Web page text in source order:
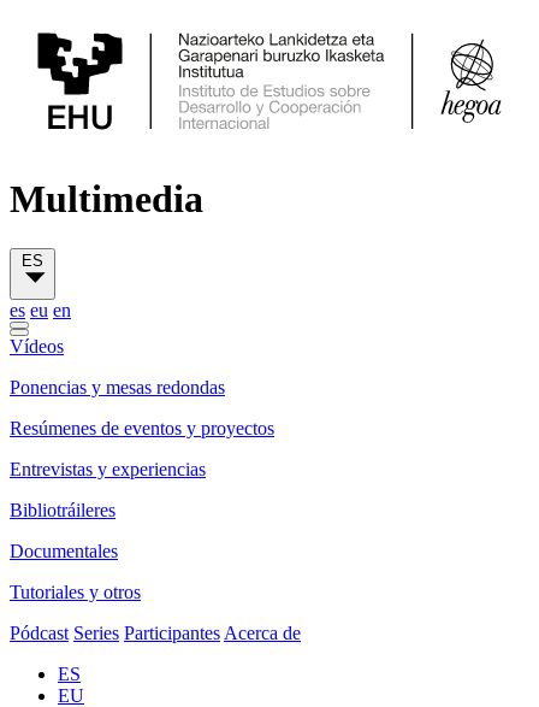
Multimedia
ES
es eu en
Vídeos
Ponencias y mesas redondas
Resúmenes de eventos y proyectos
Entrevistas y experiencias
Bibliotráileres
Documentales
Tutoriales y otros
Pódcast Series Participantes Acerca de
ES
EU